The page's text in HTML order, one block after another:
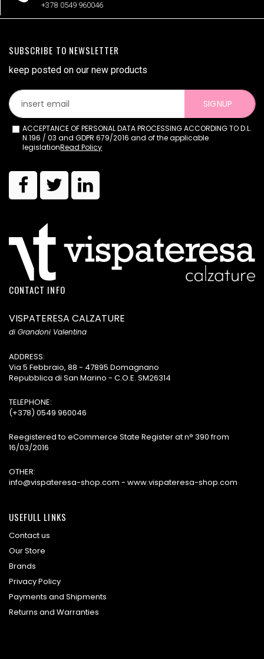
+378 0549 960046
SUBSCRIBE TO NEWSLETTER
keep posted on our new products
SIGNUP
ACCEPTANCE OF PERSONAL DATA PROCESSING ACCORDING TO D.L.
N.196 / 03 and GDPR 679/2016 and of the applicable
legislationRead Policy
CONTACT INFO
VISPATERESA CALZATURE
di Grandoni Valentina
ADDRESS:
Via 5 Febbraio, 88 - 47895 Domagnano
Repubblica di San Marino - C.O.E. SM26314
TELEPHONE:
(+378) 0549 960046
Reegistered to eCommerce State Register at n° 390 from
16/03/2016
OTHER:
info@vispateresa-shop.com - www.vispateresa-shop.com
USEFULL LINKS
Contact us
Our Store
Brands
Privacy Policy
Payments and Shipments
Returns and Warranties